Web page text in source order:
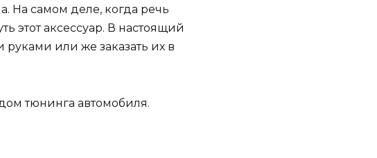
На самом деле, когда речь
этот аксессуар. В настоящий
или же заказать их в
тюнинга автомобиля.